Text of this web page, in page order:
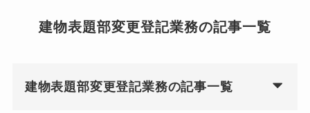
建物表題部変更登記業務の記事一覧
建物表題部変更登記業務の記事一覧